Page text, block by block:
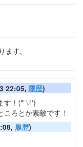
ます。
22:05, 履歴)
す！(*'▽')
ろとか素敵です！
履歴)